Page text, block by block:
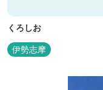
くろしお
伊勢志摩